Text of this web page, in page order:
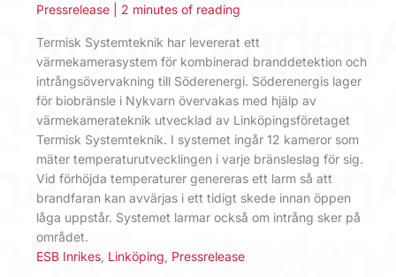
Pressrelease
2 minutes of reading
Termisk Systemteknik har levererat ett
värmekamerasystem för kombinerad branddetektion och
intrångsövervakning till Söderenergi. Söderenergis lager
för biobränsle i Nykvarn övervakas med hjälp av
värmekamerateknik utvecklad av Linköpingsföretaget
Termisk Systemteknik. I systemet ingår 12 kameror som
mäter temperaturutvecklingen i varje bränsleslag för sig.
Vid förhöjda temperaturer genereras ett larm så att
brandfaran kan avvärjas i ett tidigt skede innan öppen
låga uppstår. Systemet larmar också om intrång sker på
området.
ESB Inrikes Linköping Pressrelease